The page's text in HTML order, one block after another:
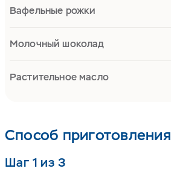
Способ приготовления
Шаг 1 из 3
Вафельные рожки
Молочный шоколад
Растительное масло